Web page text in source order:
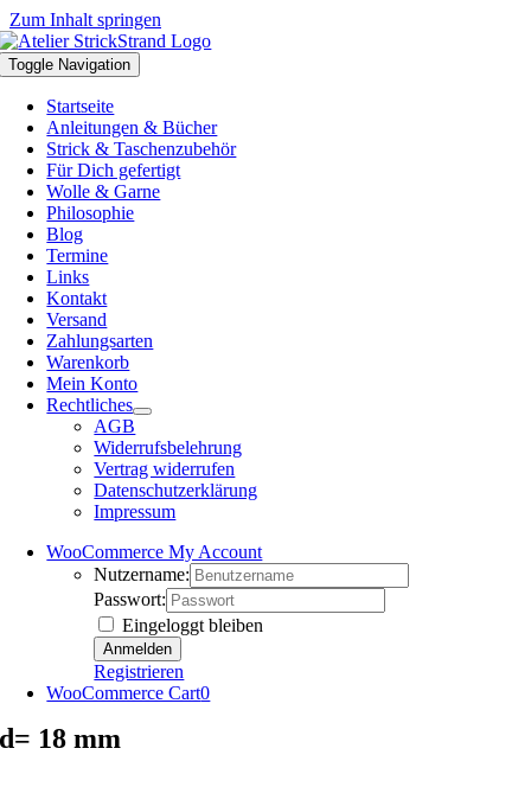
Zum Inhalt springen
Toggle Navigation
Startseite
Anleitungen & Bücher
Strick & Taschenzubehör
Für Dich gefertigt
Wolle & Garne
Philosophie
Blog
Termine
Links
Kontakt
Versand
Zahlungsarten
Warenkorb
Mein Konto
Rechtliches
AGB
Widerrufsbelehrung
Vertrag widerrufen
Datenschutzerklärung
Impressum
WooCommerce My Account
Nutzername:
Passwort:
Eingeloggt bleiben
Registrieren
WooCommerce Cart0
d= 18 mm